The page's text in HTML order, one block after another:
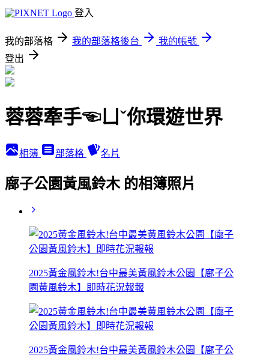
登入
我的部落格 我的部落格後台
我的帳號
登出
蓉蓉牽手☜ㄩˇ你環遊世界
相簿 部落格 名片
廍子公園黃風鈴木 的相簿照片
2025黃金風鈴木!台中最美黃風鈴木公園【廍子公
園黃風鈴木】即時花況報報
2025黃金風鈴木!台中最美黃風鈴木公園【廍子公